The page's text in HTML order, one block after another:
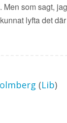
Men som sagt,
lyfta det
(Lib)